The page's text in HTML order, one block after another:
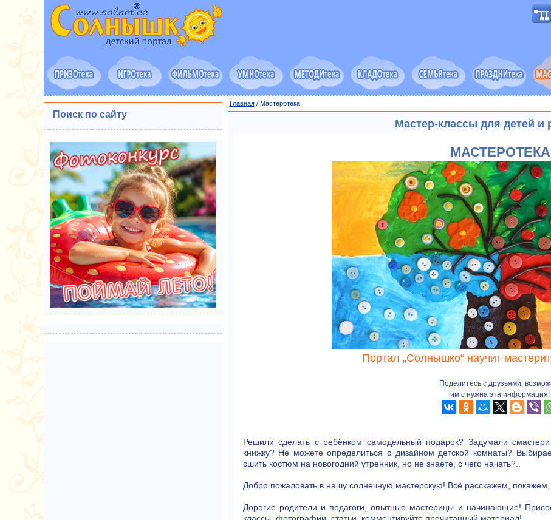
Главная/ Мастеротека
Мастер-классы для детей и
МАСТЕРОТЕКА
Портал „Солнышко“ научит
Поделитесь с друзьями,
им с нужна эта информация!
Решили сделать с ребёнком самодельный подарок? Задумали
книжку? Не можете определиться с дизайном детской комнаты?
сшить костюм на новогодний утренник, но не знаете, с чего начать?..
Добро пожаловать в нашу солнечную мастерскую! Всё расскажем,
Дорогие родители и педагоги, опытные мастерицы и начинающие!
Поиск по сайту